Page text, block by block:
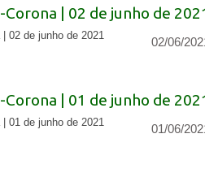
| 02 de junho de
02 de junho de 2021 02/06/
| 01 de junho de
01 de junho de 2021 01/06/